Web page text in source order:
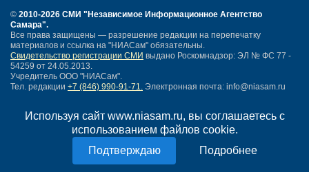
Используя сайт www.niasam.ru, вы соглашаетесь с
использованием файлов cookie.
Подробнее
© 2010-2026 СМИ "Независимое Информационное Агентство
Самара".
Все права защищены — разрешение редакции на перепечатку
материалов и ссылка на "НИАСам" обязательны.
Свидетельство регистрации СМИ выдано Роскомнадзор: ЭЛ № ФС 77 -
54259 от 24.05.2013.
Учредитель ООО "НИАСам".
Тел. редакции +7 (846) 990-91-71. Электронная почта: info@niasam.ru
Карта сайта
Нашли ошибку?
Политика конфиденциальности
Согласие на обработку персональных данных